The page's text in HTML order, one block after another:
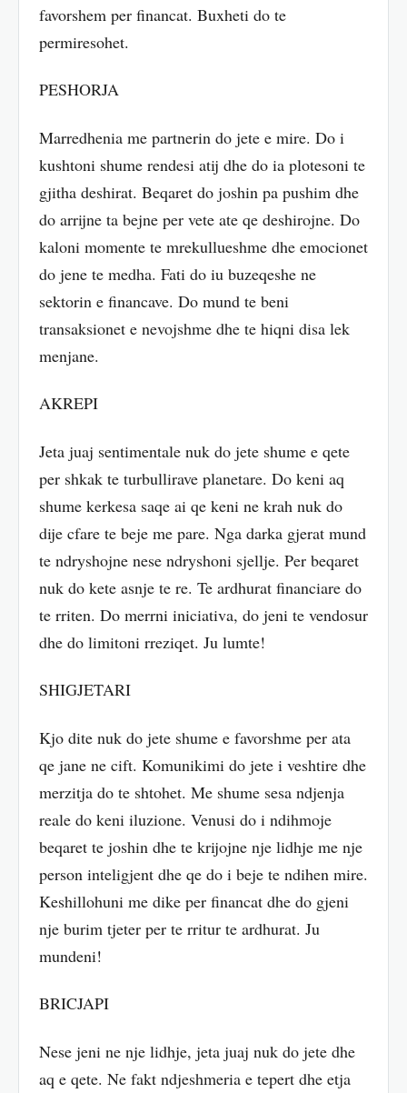
favorshem per financat. Buxheti do te
permiresohet.
PESHORJA
Marredhenia me partnerin do jete e mire. Do i
kushtoni shume rendesi atij dhe do ia plotesoni te
gjitha deshirat. Beqaret do joshin pa pushim dhe
do arrijne ta bejne per vete ate qe deshirojne. Do
kaloni momente te mrekullueshme dhe emocionet
do jene te medha. Fati do iu buzeqeshe ne
sektorin e financave. Do mund te beni
transaksionet e nevojshme dhe te hiqni disa lek
menjane.
AKREPI
Jeta juaj sentimentale nuk do jete shume e qete
per shkak te turbullirave planetare. Do keni aq
shume kerkesa saqe ai qe keni ne krah nuk do
dije cfare te beje me pare. Nga darka gjerat mund
te ndryshojne nese ndryshoni sjellje. Per beqaret
nuk do kete asnje te re. Te ardhurat financiare do
te rriten. Do merrni iniciativa, do jeni te vendosur
dhe do limitoni rreziqet. Ju lumte!
SHIGJETARI
Kjo dite nuk do jete shume e favorshme per ata
qe jane ne cift. Komunikimi do jete i veshtire dhe
merzitja do te shtohet. Me shume sesa ndjenja
reale do keni iluzione. Venusi do i ndihmoje
beqaret te joshin dhe te krijojne nje lidhje me nje
person inteligjent dhe qe do i beje te ndihen mire.
Keshillohuni me dike per financat dhe do gjeni
nje burim tjeter per te rritur te ardhurat. Ju
mundeni!
BRICJAPI
Nese jeni ne nje lidhje, jeta juaj nuk do jete dhe
aq e qete. Ne fakt ndjeshmeria e tepert dhe etja